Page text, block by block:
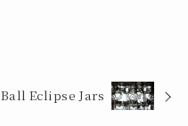
Ball Eclipse Jars